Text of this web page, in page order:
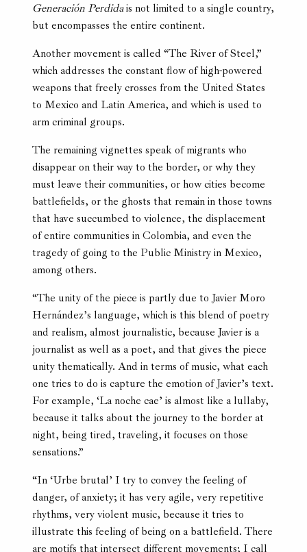
Generación Perdidais not limited to a single country,
but encompasses the entire continent.
Another movement is called “The River of Steel,”
which addresses the constant flow of high-powered
weapons that freely crosses from the United States
to Mexico and Latin America, and which is used to
arm criminal groups.
The remaining vignettes speak of migrants who
disappear on their way to the border, or why they
must leave their communities, or how cities become
battlefields, or the ghosts that remain in those towns
that have succumbed to violence, the displacement
of entire communities in Colombia, and even the
tragedy of going to the Public Ministry in Mexico,
among others.
“The unity of the piece is partly due to Javier Moro
Hernández’s language, which is this blend of poetry
and realism, almost journalistic, because Javier is a
journalist as well as a poet, and that gives the piece
unity thematically. And in terms of music, what each
one tries to do is capture the emotion of Javier’s text.
For example, ‘La noche cae’ is almost like a lullaby,
because it talks about the journey to the border at
night, being tired, traveling, it focuses on those
sensations.”
“In ‘Urbe brutal’ I try to convey the feeling of
danger, of anxiety; it has very agile, very repetitive
rhythms, very violent music, because it tries to
illustrate this feeling of being on a battlefield. There
are motifs that intersect different movements; I call